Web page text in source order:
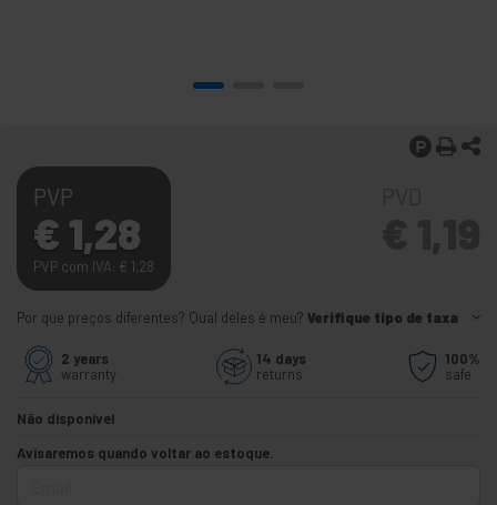
PVP
€ 1,28
PVP com IVA: € 1,28
Por que preços diferentes? Qual deles é meu? Verifique tipo de taxa
2 years
warranty
14 days
returns
100%
safe
Não disponível
Avisaremos quando voltar ao estoque.